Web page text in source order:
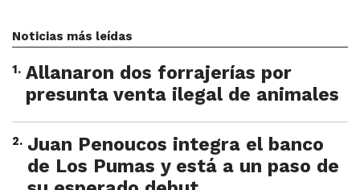
Noticias más leídas
1. Allanaron dos forrajerías por
presunta venta ilegal de animales
2. Juan Penoucos integra el banco
de Los Pumas y está a un paso de